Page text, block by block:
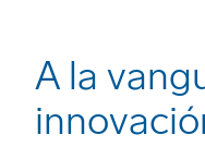
A la